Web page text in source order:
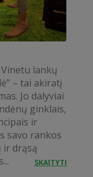
lankų
– tai akiratį
Jo dalyviai
ginklais,
ir
savo rankos
ir drąsą
SKAITYTI